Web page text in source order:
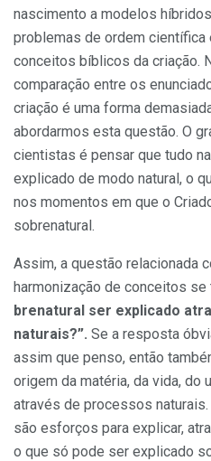
nascimento a modelos
problemas de ordem
conceitos bíblicos da criação.
compara­ção entre os
criação é uma forma
abordarmos esta questão. O
cientistas é pensar que tudo
explicado de modo na­tural, o
nos momentos em que o
sobrenatural.
Assim, a questão relacionada
harmonização de con­ceitos se
brenatural ser explicado
naturais?”. Se a res­posta
assim que penso, então
origem da ma­téria, da vida, do
através de processos
são esfor­ços para explicar,
o que só pode ser expli­cado